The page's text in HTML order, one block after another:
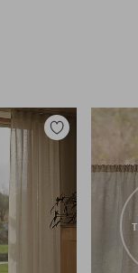
Lisää